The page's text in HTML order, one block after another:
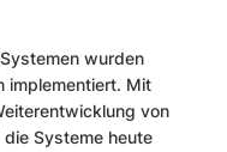
wurden
implementiert. Mit
von
Systeme heute